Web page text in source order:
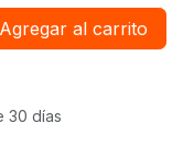
al carrito
30 días